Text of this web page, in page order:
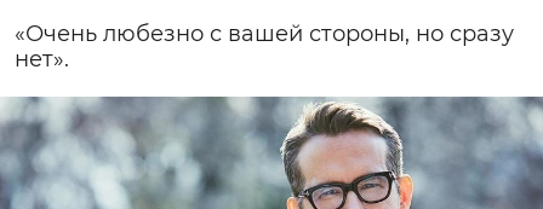
«Очень любезно с вашей стороны, но сразу
нет».